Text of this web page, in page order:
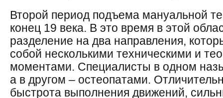
Второй период подъема мануальной
конец 19 века. В это время в этой
разделение на два направления,
собой несколькими техническими и
моментами. Специалисты в одном
а в другом – остеопатами.
быстрота выполнения движений,